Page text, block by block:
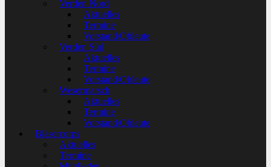
Verden Nord
Aktuelles
Termine
Vorstand/Obleute
Verden Süd
Aktuelles
Termine
Vorstand/Obleute
Wesermarsch
Aktuelles
Termine
Vorstand/Obleute
Bläsercorps
Aktuelles
Termine